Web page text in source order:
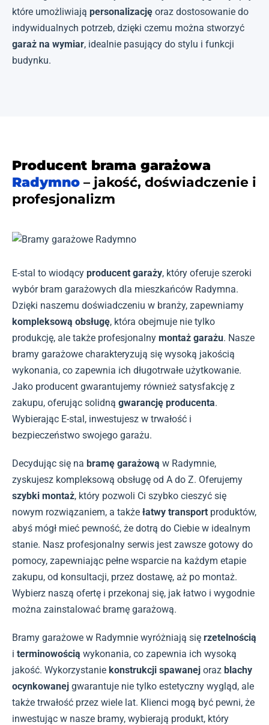
które umożliwiają personalizację oraz dostosowanie do
indywidualnych potrzeb, dzięki czemu można stworzyć
garaż na wymiar, idealnie pasujący do stylu i funkcji
budynku.
Producent brama garażowa
Radymno – jakość, doświadczenie i
profesjonalizm
E-stal to wiodący producent garaży, który oferuje szeroki
wybór bram garażowych dla mieszkańców Radymna.
Dzięki naszemu doświadczeniu w branży, zapewniamy
kompleksową obsługę, która obejmuje nie tylko
produkcję, ale także profesjonalny montaż garażu. Nasze
bramy garażowe charakteryzują się wysoką jakością
wykonania, co zapewnia ich długotrwałe użytkowanie.
Jako producent gwarantujemy również satysfakcję z
zakupu, oferując solidną gwarancję producenta.
Wybierając E-stal, inwestujesz w trwałość i
bezpieczeństwo swojego garażu.
Decydując się na bramę garażową w Radymnie,
zyskujesz kompleksową obsługę od A do Z. Oferujemy
szybki montaż, który pozwoli Ci szybko cieszyć się
nowym rozwiązaniem, a także łatwy transport produktów,
abyś mógł mieć pewność, że dotrą do Ciebie w idealnym
stanie. Nasz profesjonalny serwis jest zawsze gotowy do
pomocy, zapewniając pełne wsparcie na każdym etapie
zakupu, od konsultacji, przez dostawę, aż po montaż.
Wybierz naszą ofertę i przekonaj się, jak łatwo i wygodnie
można zainstalować bramę garażową.
Bramy garażowe w Radymnie wyróżniają się rzetelnością
i terminowością wykonania, co zapewnia ich wysoką
jakość. Wykorzystanie konstrukcji spawanej oraz blachy
ocynkowanej gwarantuje nie tylko estetyczny wygląd, ale
także trwałość przez wiele lat. Klienci mogą być pewni, że
inwestując w nasze bramy, wybierają produkt, który